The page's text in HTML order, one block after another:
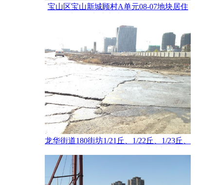
宝山区宝山新城顾村A单元08-07地块居住
龙华街道180街坊1/21丘、1/22丘、1/23丘、
道路下设置地下一层项目